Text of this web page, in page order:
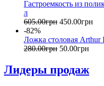
Гастроемкость из
л
605.00грн 450.00грн
-82%
Ложка столовая Arthur
280.00грн 50.00грн
Лидеры продаж